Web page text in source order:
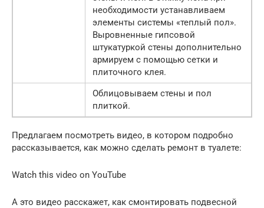
необходимости устанавливаем
элементы системы «теплый пол».
Выровненные гипсовой
штукатуркой стены дополнительно
армируем с помощью сетки и
плиточного клея.
Облицовываем стены и пол
плиткой.
Предлагаем посмотреть видео, в котором подробно
рассказывается, как можно сделать ремонт в туалете:
Watch this video on YouTube
А это видео расскажет, как смонтировать подвесной